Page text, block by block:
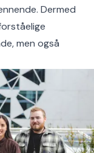
Dermed
men også